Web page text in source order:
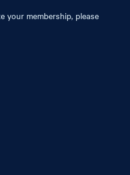
your membership, please